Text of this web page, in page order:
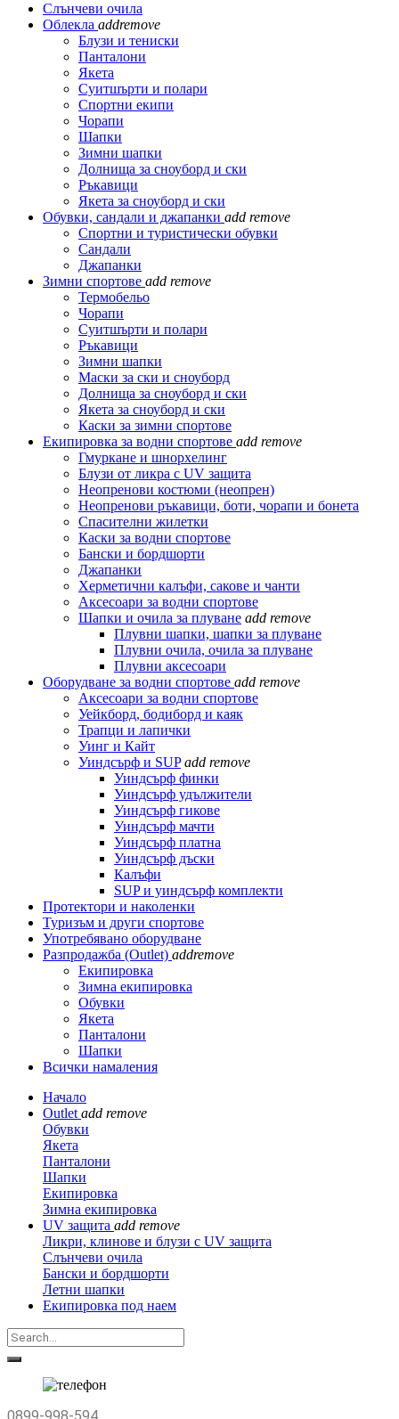
Слънчеви очила
Облекла addremove
Блузи и тениски
Панталони
Якета
Суитшърти и полари
Спортни екипи
Чорапи
Шапки
Зимни шапки
Долнища за сноуборд и ски
Ръкавици
Якета за сноуборд и ски
Обувки, сандали и джапанки add remove
Спортни и туристически обувки
Сандали
Джапанки
Зимни спортове add remove
Термобельо
Чорапи
Суитшърти и полари
Ръкавици
Зимни шапки
Маски за ски и сноуборд
Долнища за сноуборд и ски
Якета за сноуборд и ски
Каски за зимни спортове
Екипировка за водни спортове add remove
Гмуркане и шнорхелинг
Блузи от ликра с UV защита
Неопренови костюми (неопрен)
Неопренови ръкавици, боти, чорапи и бонета
Спасителни жилетки
Каски за водни спортове
Бански и бордшорти
Джапанки
Херметични калъфи, сакове и чанти
Аксесоари за водни спортове
Шапки и очила за плуване add remove
Плувни шапки, шапки за плуване
Плувни очила, очила за плуване
Плувни аксесоари
Оборудване за водни спортове add remove
Аксесоари за водни спортове
Уейкборд, бодиборд и каяк
Трапци и лапички
Уинг и Кайт
Уиндсърф и SUP add remove
Уиндсърф финки
Уиндсърф удължители
Уиндсърф гикове
Уиндсърф мачти
Уиндсърф платна
Уиндсърф дъски
Калъфи
SUP и уиндсърф комплекти
Протектори и наколенки
Туризъм и други спортове
Употребявано оборудване
Разпродажба (Outlet) addremove
Екипировка
Зимна екипировка
Обувки
Якета
Панталони
Шапки
Всички намаления
Начало
Outlet add remove
Обувки
Якета
Панталони
Шапки
Екипировка
Зимна екипировка
UV защита add remove
Ликри, клинове и блузи с UV защита
Слънчеви очила
Бански и бордшорти
Летни шапки
Екипировка под наем